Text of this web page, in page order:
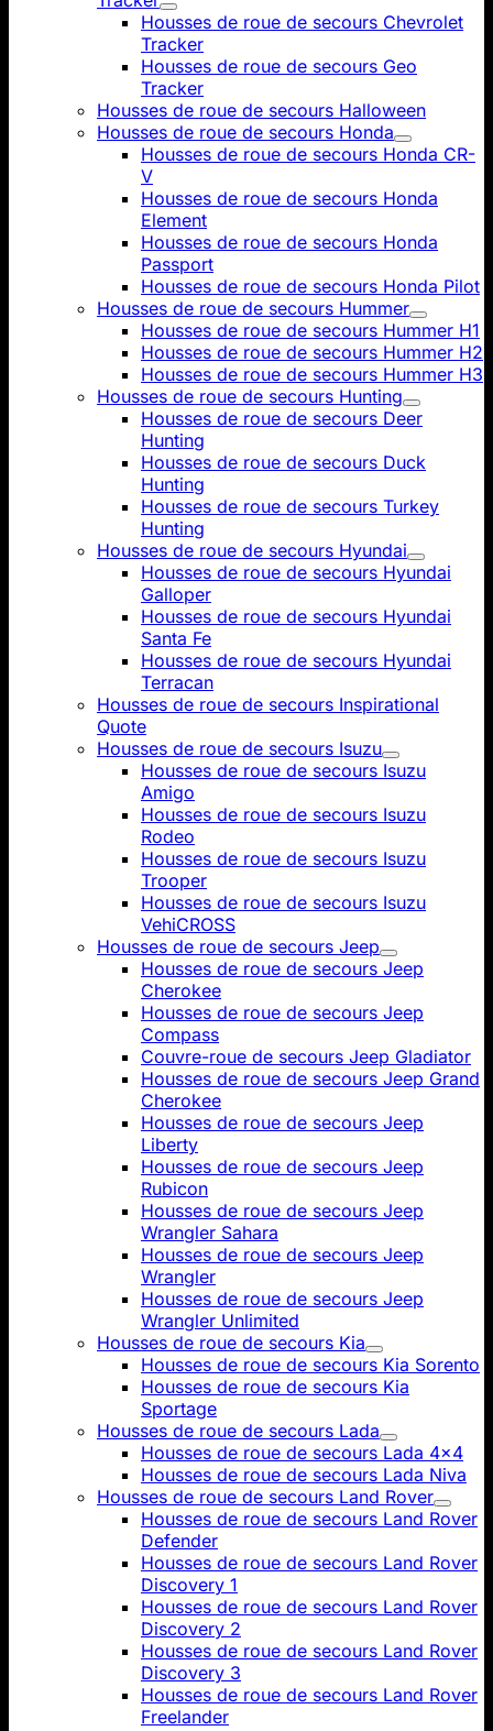
Housses de roue de secours Chevrolet
Tracker
Housses de roue de secours Geo
Tracker
Housses de roue de secours Halloween
Housses de roue de secours Honda
Housses de roue de secours Honda CR-
V
Housses de roue de secours Honda
Element
Housses de roue de secours Honda
Passport
Housses de roue de secours Honda Pilot
Housses de roue de secours Hummer
Housses de roue de secours Hummer H1
Housses de roue de secours Hummer H2
Housses de roue de secours Hummer H3
Housses de roue de secours Hunting
Housses de roue de secours Deer
Hunting
Housses de roue de secours Duck
Hunting
Housses de roue de secours Turkey
Hunting
Housses de roue de secours Hyundai
Housses de roue de secours Hyundai
Galloper
Housses de roue de secours Hyundai
Santa Fe
Housses de roue de secours Hyundai
Terracan
Housses de roue de secours Inspirational
Quote
Housses de roue de secours Isuzu
Housses de roue de secours Isuzu
Amigo
Housses de roue de secours Isuzu
Rodeo
Housses de roue de secours Isuzu
Trooper
Housses de roue de secours Isuzu
VehiCROSS
Housses de roue de secours Jeep
Housses de roue de secours Jeep
Cherokee
Housses de roue de secours Jeep
Compass
Couvre-roue de secours Jeep Gladiator
Housses de roue de secours Jeep Grand
Cherokee
Housses de roue de secours Jeep
Liberty
Housses de roue de secours Jeep
Rubicon
Housses de roue de secours Jeep
Wrangler Sahara
Housses de roue de secours Jeep
Wrangler
Housses de roue de secours Jeep
Wrangler Unlimited
Housses de roue de secours Kia
Housses de roue de secours Kia Sorento
Housses de roue de secours Kia
Sportage
Housses de roue de secours Lada
Housses de roue de secours Lada 4x4
Housses de roue de secours Lada Niva
Housses de roue de secours Land Rover
Housses de roue de secours Land Rover
Defender
Housses de roue de secours Land Rover
Discovery 1
Housses de roue de secours Land Rover
Discovery 2
Housses de roue de secours Land Rover
Discovery 3
Housses de roue de secours Land Rover
Freelander